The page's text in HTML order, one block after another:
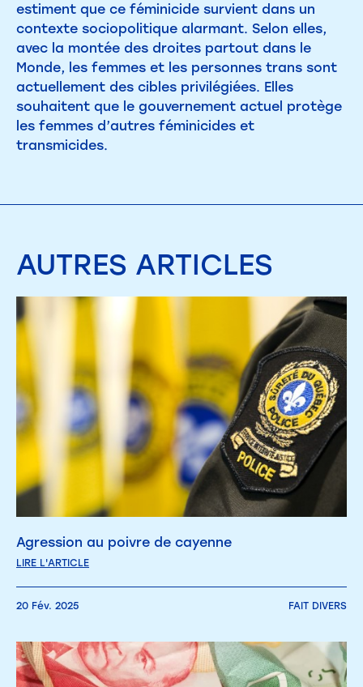
estiment que ce féminicide survient dans un
contexte sociopolitique alarmant. Selon elles,
avec la montée des droites partout dans le
Monde, les femmes et les personnes trans sont
actuellement des cibles privilégiées. Elles
souhaitent que le gouvernement actuel protège
les femmes d’autres féminicides et
transmicides.
AUTRES ARTICLES
Agression au poivre de cayenne
LIRE L'ARTICLE
20 Fév. 2025 FAIT DIVERS